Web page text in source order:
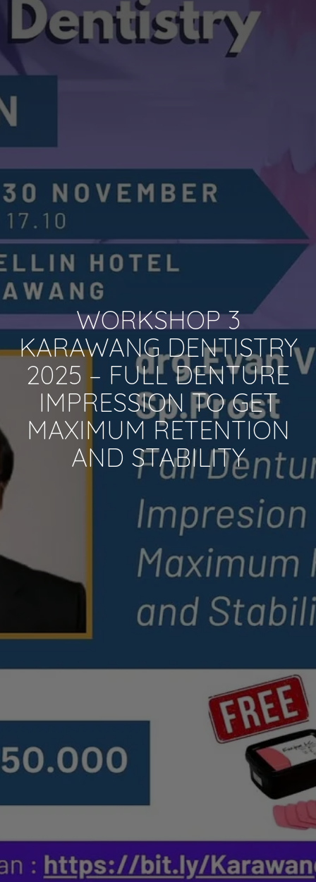
WORKSHOP 3
KARAWANG DENTISTRY
2025 – FULL DENTURE
IMPRESSION TO GET
MAXIMUM RETENTION
AND STABILITY